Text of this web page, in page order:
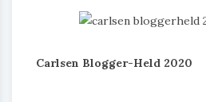
Carlsen Blogger-Held 2020